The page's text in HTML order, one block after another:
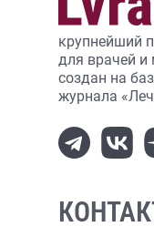
крупнейший
для врачей и
создан на
журнала